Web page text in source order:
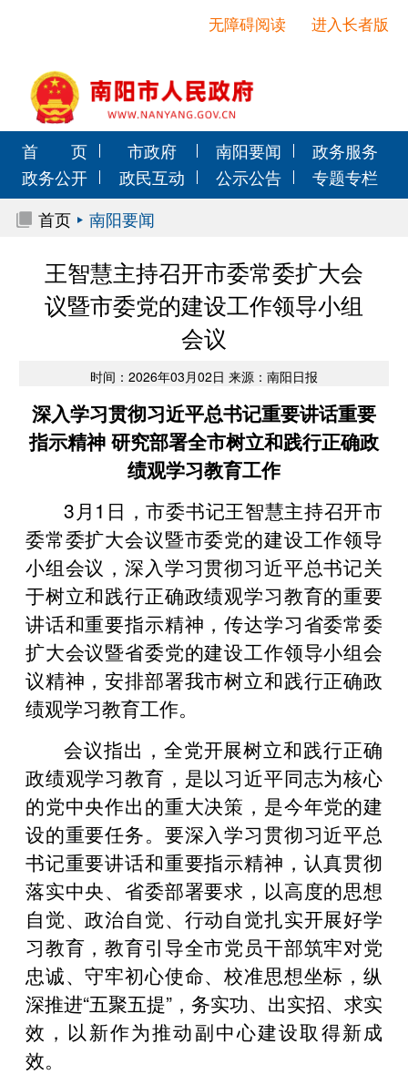
进入长者版
无障碍阅读
首 页 市政府 南阳要闻
政务服务
政务公开
政民互动 公示公告
专题专栏
首页
南阳要闻
王智慧主持召开市委常委扩大会
议暨市委党的建设工作领导小组
会议
时间：2026年03月02日 来源：南阳日报
深入学习贯彻习近平总书记重要讲话重要
指示精神 研究部署全市树立和践行正确政
绩观学习教育工作
3月1日，市委书记王智慧主持召开市
委常委扩大会议暨市委党的建设工作领导
小组会议，深入学习贯彻习近平总书记关
于树立和践行正确政绩观学习教育的重要
讲话和重要指示精神，传达学习省委常委
扩大会议暨省委党的建设工作领导小组会
议精神，安排部署我市树立和践行正确政
绩观学习教育工作。
会议指出，全党开展树立和践行正确
政绩观学习教育，是以习近平同志为核心
的党中央作出的重大决策，是今年党的建
设的重要任务。要深入学习贯彻习近平总
书记重要讲话和重要指示精神，认真贯彻
落实中央、省委部署要求，以高度的思想
自觉、政治自觉、行动自觉扎实开展好学
习教育，教育引导全市党员干部筑牢对党
忠诚、守牢初心使命、校准思想坐标，纵
深推进“五聚五提”，务实功、出实招、求实
效，以新作为推动副中心建设取得新成
效。